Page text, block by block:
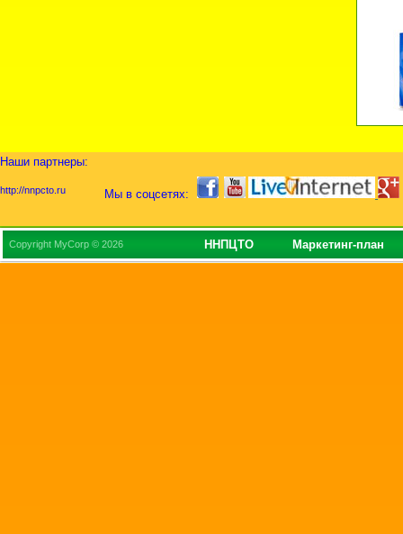
Наши партнеры:
Мы в соцсетях:
http://nnpcto.ru
Copyright MyCorp © 2026 ННПЦТО Маркетинг-план